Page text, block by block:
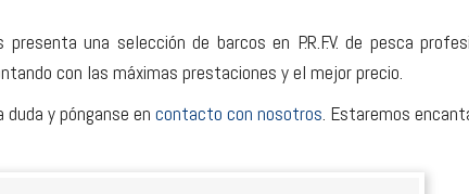
presenta una selección de barcos en P.R.F.V. de pesca
con las máximas prestaciones y el mejor precio.
duda y pónganse en contacto con nosotros. Estaremos